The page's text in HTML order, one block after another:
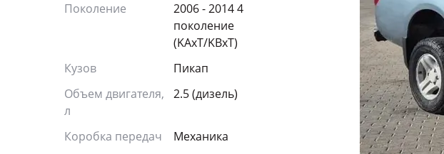
Поколение
2006 - 2014 4
поколение
(KAxT/KBxT)
Кузов
Пикап
Объем двигателя,
л
2.5 (дизель)
Коробка передач
Механика